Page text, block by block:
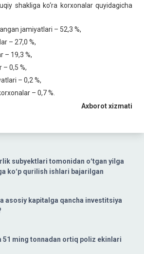
subyektlari tomonidan oʻtgan yilga
koʻp qurilish ishlari bajarilgan
asosiy kapitalga qancha investitsiya
51 ming tonnadan ortiq poliz ekinlari
shakliga ko‘ra korxonalar quyidagicha
jamiyatlari – 52,3 %,
– 27,0 %,
– 19,3 %,
– 0,5 %,
– 0,2 %,
– 0,7 %.
Axborot xizmati